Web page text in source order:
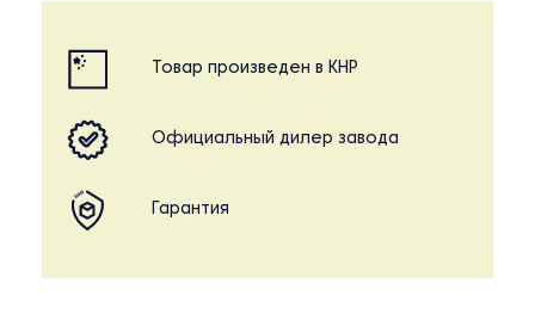
Товар произведен в КНР
Официальный дилер завода
Гарантия